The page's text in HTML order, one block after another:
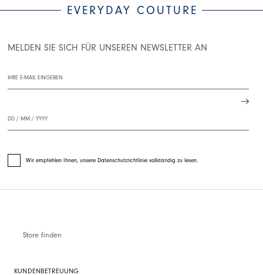
EVERYDAY COUTURE
MELDEN SIE SICH FÜR UNSEREN NEWSLETTER AN
Wir empfehlen Ihnen, unsere Datenschutzrichtlinie vollständig zu lesen.
Store finden
KUNDENBETREUUNG